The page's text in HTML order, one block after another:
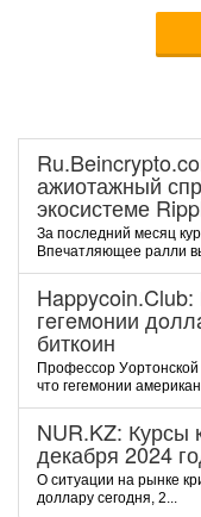
ажиотажный
экосистеме
За последний месяц
Впечатляющее ралли
гeгeмoнии
биткoин
Пpoфeccop
чтo гeгeмoнии
NUR.KZ: Курсы
декабря 2024
О ситуации на рынке
доллару сегодня, 2...